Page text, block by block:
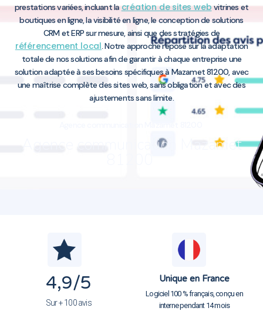
prestations variées, incluant lacréation de sites webvitrines et
boutiques en ligne, la visibilité en ligne, le conception de solutions
CRM et ERP sur mesure, ainsi que des stratégies de
référencement local . Notre approche repose sur la adaptation
totale de nos solutions afin de garantir à chaque entreprise une
solution adaptée à ses besoins spécifiques à Mazamet 81200, avec
une maîtrise complète des sites web, sans obligation et avec des
ajustements sans limite.
Agence communication Mazamet
4,9/5
Sur + 100 avis
Unique en France
Logiciel 100 % français, conçu en
interne pendant 14 mois